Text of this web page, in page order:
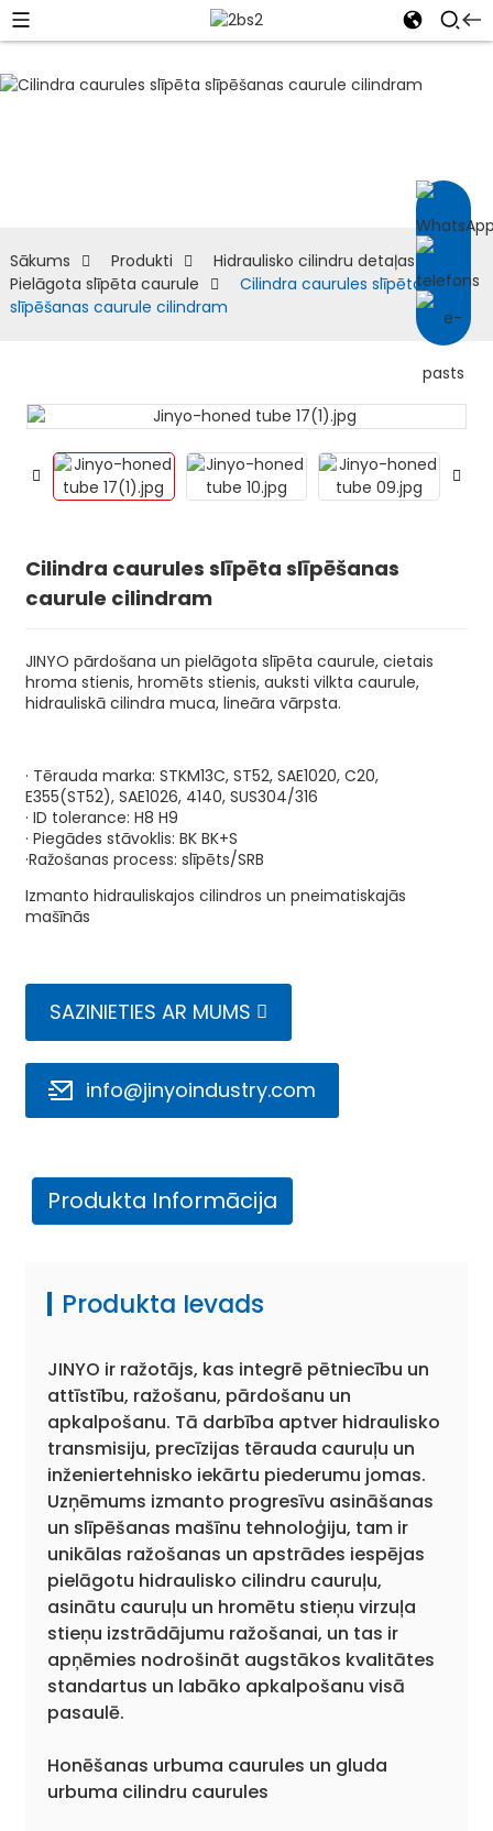
Sākums Produkti
Hidraulisko cilindru detaļas
Pielāgota slīpēta caurule
Cilindra caurules slīpēta
slīpēšanas caurule cilindram
Cilindra caurules slīpēta slīpēšanas
caurule cilindram
JINYO pārdošana un pielāgota slīpēta caurule, cietais
hroma stienis, hromēts stienis, auksti vilkta caurule,
hidrauliskā cilindra muca, lineāra vārpsta.
· Tērauda marka: STKM13C, ST52, SAE1020, C20,
E355(ST52), SAE1026, 4140, SUS304/316
· ID tolerance: H8 H9
· Piegādes stāvoklis: BK BK+S
·Ražošanas process: slīpēts/SRB
Izmanto hidrauliskajos cilindros un pneimatiskajās
mašīnās
SAZINIETIES AR MUMS
info@jinyoindustry.com
Produkta Informācija
Produkta Ievads
JINYO ir ražotājs, kas integrē pētniecību un
attīstību, ražošanu, pārdošanu un
apkalpošanu. Tā darbība aptver hidraulisko
transmisiju, precīzijas tērauda cauruļu un
inženiertehnisko iekārtu piederumu jomas.
Uzņēmums izmanto progresīvu asināšanas
un slīpēšanas mašīnu tehnoloģiju, tam ir
unikālas ražošanas un apstrādes iespējas
pielāgotu hidraulisko cilindru cauruļu,
asinātu cauruļu un hromētu stieņu virzuļa
stieņu izstrādājumu ražošanai, un tas ir
apņēmies nodrošināt augstākos kvalitātes
standartus un labāko apkalpošanu visā
pasaulē.
Honēšanas urbuma caurules un gluda
urbuma cilindru caurules